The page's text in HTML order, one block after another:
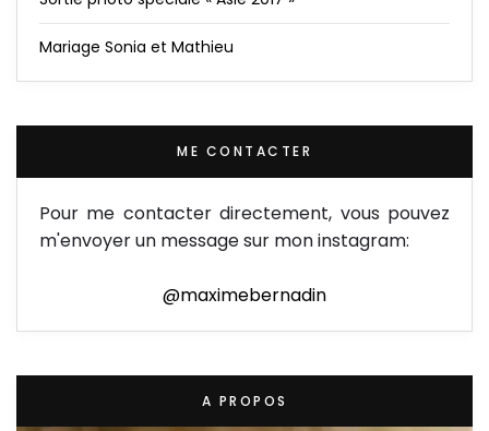
Mariage Sonia et Mathieu
ME CONTACTER
Pour me contacter directement, vous pouvez
m'envoyer un message sur mon instagram:
@maximebernadin
A PROPOS